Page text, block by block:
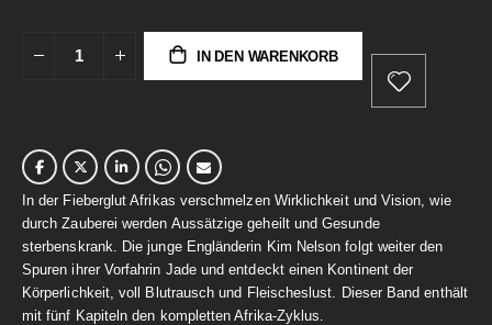
IN DEN WARENKORB
In der Fieberglut Afrikas verschmelzen Wirklichkeit und Vision, wie
durch Zauberei werden Aussätzige geheilt und Gesunde
sterbenskrank. Die junge Engländerin Kim Nelson folgt weiter den
Spuren ihrer Vorfahrin Jade und entdeckt einen Kontinent der
Körperlichkeit, voll Blutrausch und Fleischeslust. Dieser Band enthält
mit fünf Kapiteln den kompletten Afrika-Zyklus.